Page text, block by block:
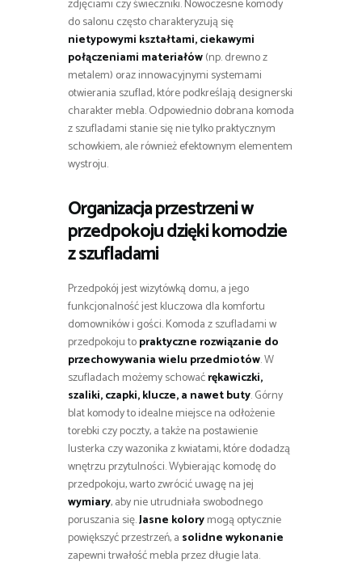
zdjęciami czy świeczniki. Nowoczesne komody
do salonu często charakteryzują się
nietypowymi kształtami, ciekawymi
połączeniami materiałów(np. drewno z
metalem) oraz innowacyjnymi systemami
otwierania szuflad, które podkreślają designerski
charakter mebla. Odpowiednio dobrana komoda
z szufladami stanie się nie tylko praktycznym
schowkiem, ale również efektownym elementem
wystroju.
Organizacja przestrzeni w
przedpokoju dzięki komodzie
z szufladami
Przedpokój jest wizytówką domu, a jego
funkcjonalność jest kluczowa dla komfortu
domowników i gości. Komoda z szufladami w
przedpokoju topraktyczne rozwiązanie do
przechowywania wielu przedmiotów. W
szufladach możemy schowaćrękawiczki,
szaliki, czapki, klucze, a nawet buty. Górny
blat komody to idealne miejsce na odłożenie
torebki czy poczty, a także na postawienie
lusterka czy wazonika z kwiatami, które dodadzą
wnętrzu przytulności. Wybierając komodę do
przedpokoju, warto zwrócić uwagę na jej
wymiary, aby nie utrudniała swobodnego
poruszania się.Jasne kolorymogą optycznie
powiększyć przestrzeń, a solidne wykonanie
zapewni trwałość mebla przez długie lata.